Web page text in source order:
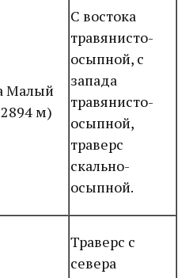
Малый
м)
С востока
травянисто-
осыпной, с
запада
травянисто-
осыпной,
траверс
скально-
осыпной.
Траверс с
севера